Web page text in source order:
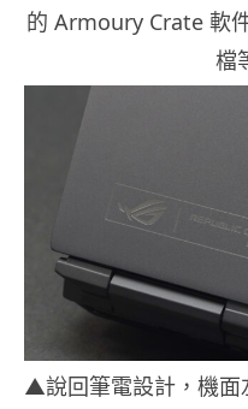
的 Armoury Crate 軟
檔
▲說回筆電設計，機面